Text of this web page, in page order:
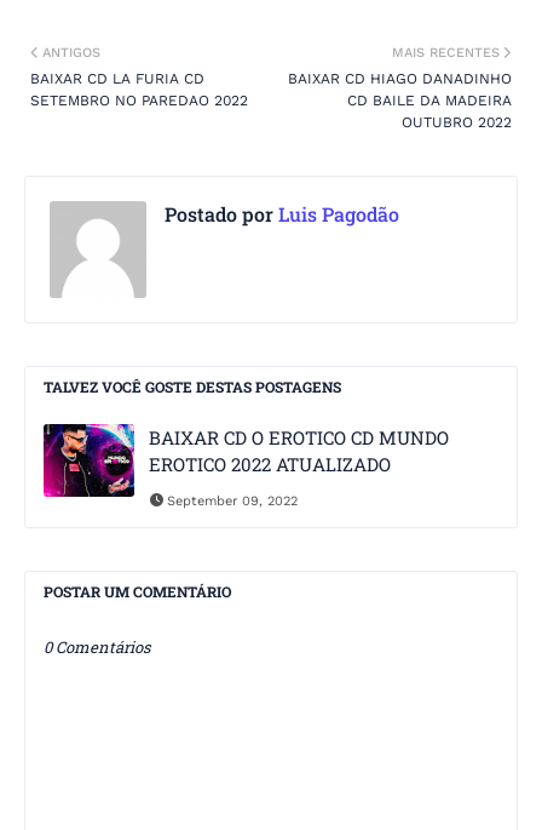
MAIS RECENTES
BAIXAR CD HIAGO DANADINHO
CD BAILE DA MADEIRA
OUTUBRO 2022
ANTIGOS
BAIXAR CD LA FURIA CD
SETEMBRO NO PAREDAO 2022
Postado porLuis Pagodão
TALVEZ VOCÊ GOSTE DESTAS POSTAGENS
BAIXAR CD O EROTICO CD MUNDO
EROTICO 2022 ATUALIZADO
September 09, 2022
POSTAR UM COMENTÁRIO
0 Comentários